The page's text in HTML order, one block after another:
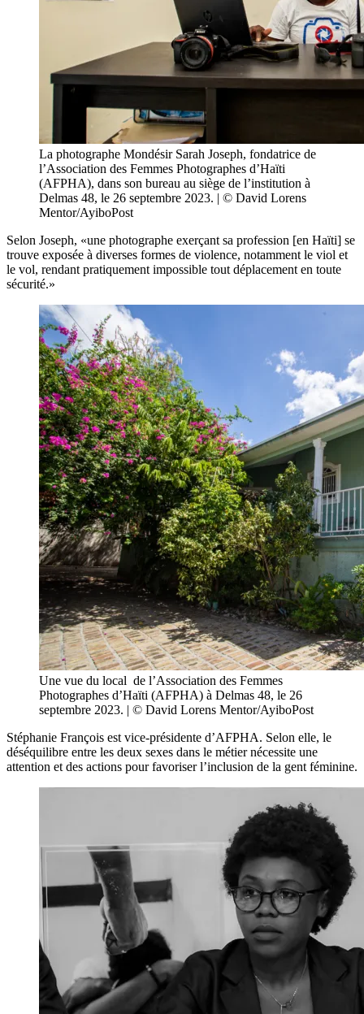
La photographe Mondésir Sarah Joseph, fondatrice de
l’Association des Femmes Photographes d’Haïti
(AFPHA), dans son bureau au siège de l’institution à
Delmas 48, le 26 septembre 2023. | © David Lorens
Mentor/AyiboPost
Selon Joseph, «une photographe exerçant sa profession [en Haïti] se
trouve exposée à diverses formes de violence, notamment le viol et
le vol, rendant pratiquement impossible tout déplacement en toute
sécurité.»
Une vue du local de l’Association des Femmes
Photographes d’Haïti (AFPHA) à Delmas 48, le 26
septembre 2023. | © David Lorens Mentor/AyiboPost
Stéphanie François est vice-présidente d’AFPHA. Selon elle, le
déséquilibre entre les deux sexes dans le métier nécessite une
attention et des actions pour favoriser l’inclusion de la gent féminine.